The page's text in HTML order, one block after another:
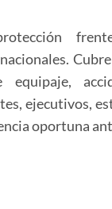
equipaje,
ejecutivos,
oportuna